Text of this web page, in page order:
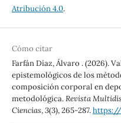
Atribución 4.0.
Cómo citar
Farfán Díaz, Álvaro . (2026).
epistemológicos de los
composición corporal en
metodológica.Revista
Ciencias,3(3), 265-287.https://